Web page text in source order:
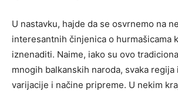
U nastavku, hajde da se osvrnemo na
interesantnih činjenica o hurmašicama
iznenaditi. Naime, iako su ovo
mnogih balkanskih naroda, svaka regija
varijacije i načine pripreme. U nekim